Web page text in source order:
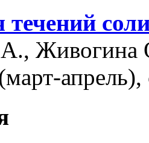
течений
апрель),